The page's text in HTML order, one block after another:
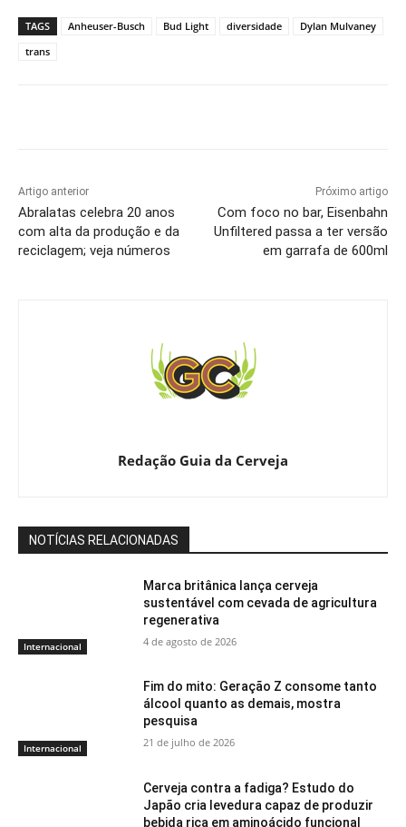
TAGS Anheuser-Busch Bud Light diversidade
Dylan Mulvaney
trans
Artigo anterior
Abralatas celebra 20 anos
com alta da produção e da
reciclagem; veja números
Próximo artigo
Com foco no bar, Eisenbahn
Unfiltered passa a ter versão
em garrafa de 600ml
Redação Guia da Cerveja
NOTÍCIAS RELACIONADAS
Internacional
Marca britânica lança cerveja
sustentável com cevada de agricultura
regenerativa
4 de agosto de 2026
Internacional
Fim do mito: Geração Z consome tanto
álcool quanto as demais, mostra
pesquisa
21 de julho de 2026
Cerveja contra a fadiga? Estudo do
Japão cria levedura capaz de produzir
bebida rica em aminoácido funcional